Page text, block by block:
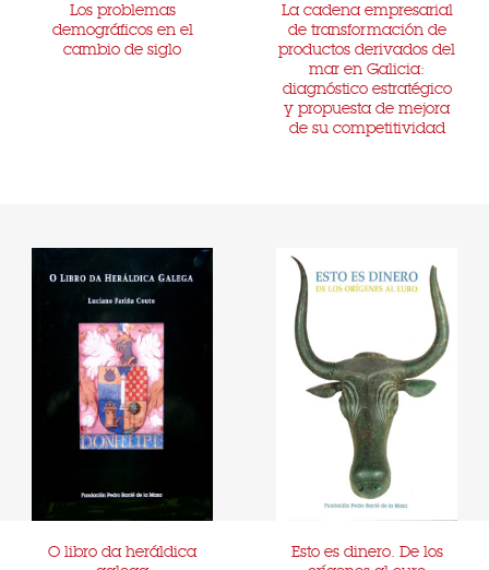
Los problemas
demográficos en el
cambio de siglo
La cadena empresarial
de transformación de
productos derivados del
mar en Galicia:
diagnóstico estratégico
y propuesta de mejora
de su competitividad
O libro da heráldica
Esto es dinero. De los